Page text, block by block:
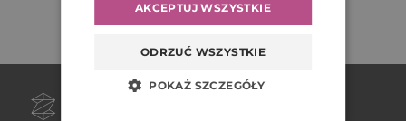
AKCEPTUJ WSZYSTKIE
ODRZUĆ WSZYSTKIE
POKAŻ SZCZEGÓŁY